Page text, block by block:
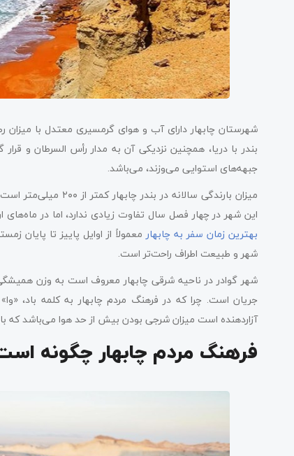
شهرستان چابهار دارای آب و هوای گرمسیری معتدل با
بندر با دریا، همچنین نزدیکی آن به مدار رأس ‌السرطان و
جبهه‌های استوایی می‌وزند، می‌باشد.
میزان بارندگی
این شهر در چهار فصل سال تفاوت زیادی ندارد، اما در
بهترین زمان سفر به چابهار معمولاً از اوایل پاییز تا
شهر و طبیعت اطراف راحت‌تر است.
شهر گوادر در ناحیه شرقی چابهار معروف است به وزن
جریان است. چرا که در فرهنگ مردم چابهار به کلمه باد،
آزاردهنده است میزان شرجی بودن بیش از حد هوا می‌باشد
فرهنگ مردم چابهار چگونه